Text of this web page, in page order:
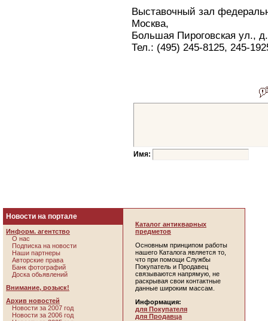
Выставочный зал
Москва,
Большая Пироговская ул.,
Тел.: (495) 245-8125, 245-
Имя:
Новости на портале
Информ. агентство
О нас
Подписка на новости
Наши партнеры
Авторские права
Банк фотографий
Доска обьявлений
Внимание, розыск!
Архив новостей
Новости за 2007 год
Новости за 2006 год
Каталог антикварных
предметов
Основным принципом работы
нашего Каталога является то,
что при помощи Службы
Покупатель и Продавец
связываются напрямую, не
раскрывая свои контактные
данные широким массам.
Информация:
для Покупателя
для Продавца